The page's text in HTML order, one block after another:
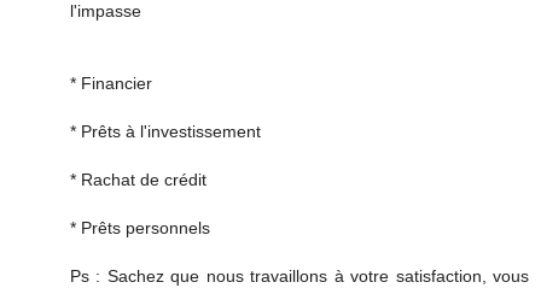
l'impasse
* Financier
* Prêts à l'investissement
* Rachat de crédit
* Prêts personnels
Ps : Sachez que nous travaillons à votre satisfaction, vous